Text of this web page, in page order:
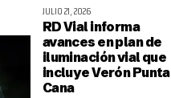
JULIO 21, 2026
RD Vial informa
avances en plan de
iluminación vial que
incluye Verón Punta
Cana